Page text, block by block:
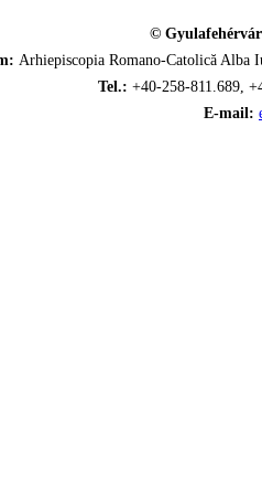
©
Arhiepiscopia Romano-Catolică
Tel.: +40-258-811.689,
E-mail: